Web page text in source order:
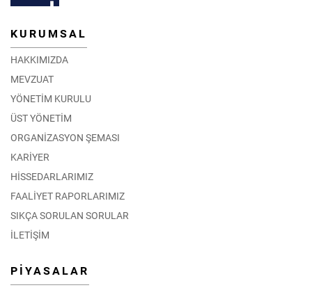
KURUMSAL
HAKKIMIZDA
MEVZUAT
YÖNETİM KURULU
ÜST YÖNETİM
ORGANİZASYON ŞEMASI
KARİYER
HİSSEDARLARIMIZ
FAALİYET RAPORLARIMIZ
SIKÇA SORULAN SORULAR
İLETİŞİM
PİYASALAR